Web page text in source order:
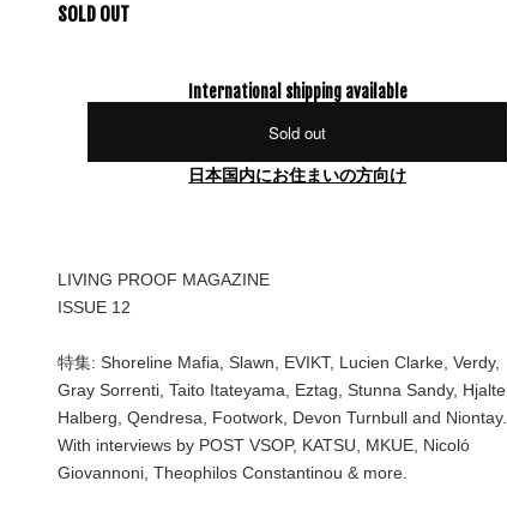
SOLD OUT
International shipping available
Sold out
日本国内にお住まいの方向け
LIVING PROOF MAGAZINE
ISSUE 12
特集: Shoreline Mafia, Slawn, EVIKT, Lucien Clarke, Verdy,
Gray Sorrenti, Taito Itateyama, Eztag, Stunna Sandy, Hjalte
Halberg, Qendresa, Footwork, Devon Turnbull and Niontay.
With interviews by POST VSOP, KATSU, MKUE, Nicoló
Giovannoni, Theophilos Constantinou & more.